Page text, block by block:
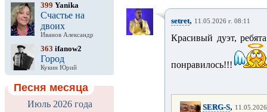
399 Yanika
Счастье на
двоих
Иванов Александр
363 ifanow2
Город
Кукин Юрий
Песня месяца
Июль 2026 года
setret, 11.05.2026 г. 08:11
Красивый дуэт,
понравилось!!!
SERG-S,